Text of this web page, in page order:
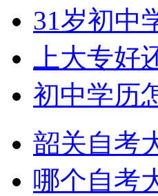
31岁初中
上大专好
初中学历
韶关自考
哪个自考